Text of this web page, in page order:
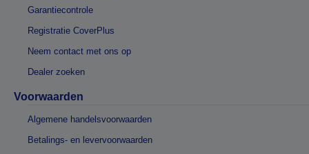
Garantiecontrole
Registratie CoverPlus
Neem contact met ons op
Dealer zoeken
Voorwaarden
Algemene handelsvoorwaarden
Betalings- en levervoorwaarden